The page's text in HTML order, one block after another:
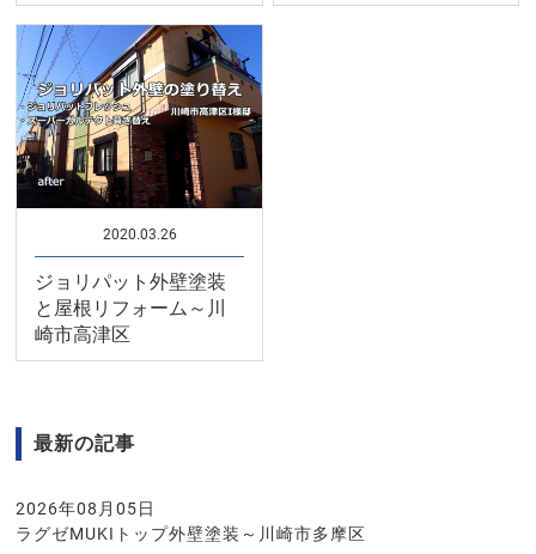
2020.03.26
ジョリパット外壁塗装
と屋根リフォーム～川
崎市高津区
最新の記事
2026年08月05日
ラグゼMUKIトップ外壁塗装～川崎市多摩区